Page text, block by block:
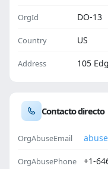
OrgId DO-13
Country US
Address 105
Contacto directo
OrgAbuseEmail
OrgAbusePhone +1-